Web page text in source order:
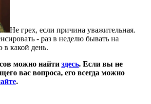
Не грех, если причина уважительная.
- раз в неделю бывать на
какой день.
можно найти здесь. Если вы не
вас вопроса, его всегда можно
.